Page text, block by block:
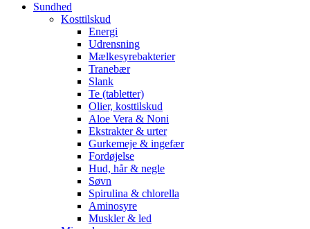
Sundhed
Kosttilskud
Energi
Udrensning
Mælkesyrebakterier
Tranebær
Slank
Te (tabletter)
Olier, kosttilskud
Aloe Vera & Noni
Ekstrakter & urter
Gurkemeje & ingefær
Fordøjelse
Hud, hår & negle
Søvn
Spirulina & chlorella
Aminosyre
Muskler & led